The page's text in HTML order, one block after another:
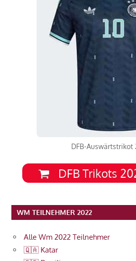
DFB-Auswärtstrikot
DFB Trikots
WM TEILNEHMER 2022
Alle Wm 2022 Teilnehmer
🇶🇦 Katar